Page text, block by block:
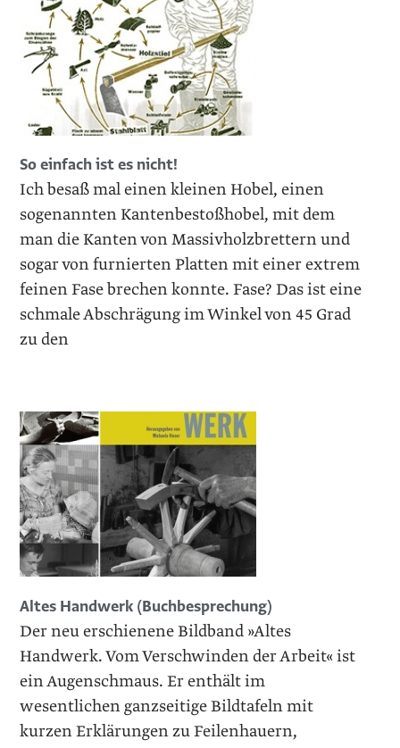
So einfach ist es nicht!
Ich besaß mal einen kleinen Hobel, einen
sogenannten Kantenbestoßhobel, mit dem
man die Kanten von Massivholzbrettern und
sogar von furnierten Platten mit einer extrem
feinen Fase brechen konnte. Fase? Das ist eine
schmale Abschrägung im Winkel von 45 Grad
zu den
Altes Handwerk (Buchbesprechung)
Der neu erschienene Bildband »Altes
Handwerk. Vom Verschwinden der Arbeit« ist
ein Augenschmaus. Er enthält im
wesentlichen ganzseitige Bildtafeln mit
kurzen Erklärungen zu Feilenhauern,